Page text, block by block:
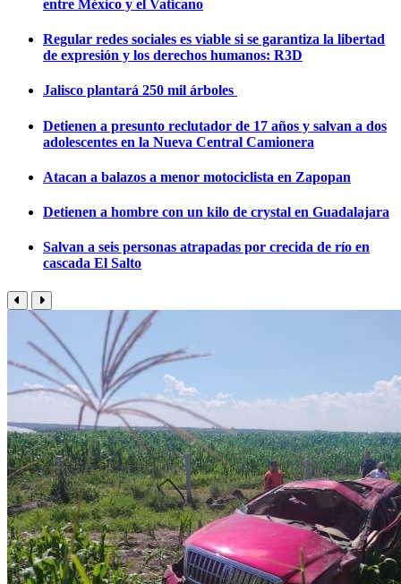
entre México y el Vaticano
Regular redes sociales es viable si se garantiza la libertad
de expresión y los derechos humanos: R3D
Jalisco plantará 250 mil árboles
Detienen a presunto reclutador de 17 años y salvan a dos
adolescentes en la Nueva Central Camionera
Atacan a balazos a menor motociclista en Zapopan
Detienen a hombre con un kilo de crystal en Guadalajara
Salvan a seis personas atrapadas por crecida de río en
cascada El Salto